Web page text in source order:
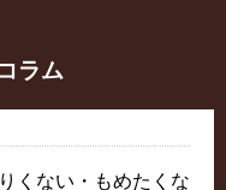
ラム
くない・もめたくな